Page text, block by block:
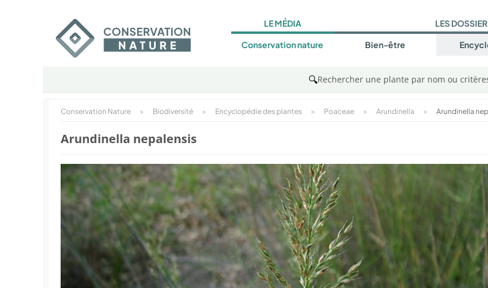
LE MÉDIA
Conservation nature
LES
Bien-être
🔍Rechercher une plante par nom ou
Conservation Nature > Biodiversité > Encyclopédie des plantes > Poaceae > Arundinella > Arundinella
Arundinella nepalensis